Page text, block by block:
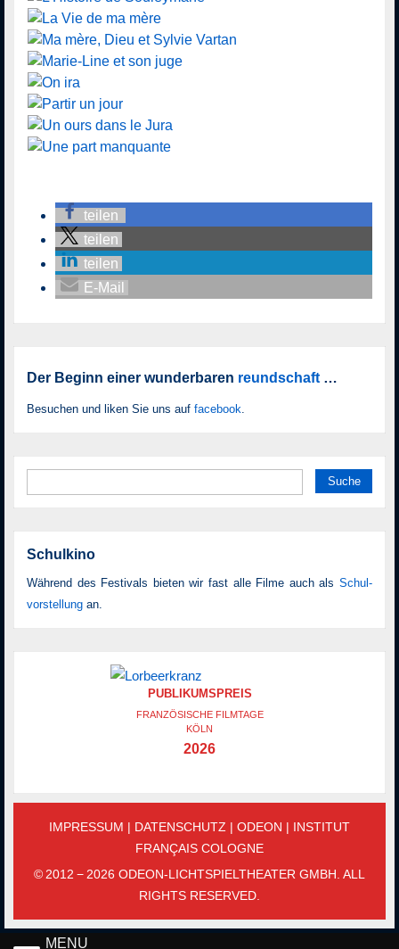
teilen
teilen
teilen
E-Mail
Der Beginn einer wunderbaren reundschaft …
Besuchen und liken Sie uns auf facebook
nach:
Schulkino
Während des Festivals bieten wir fast alle Filme auch als Schul­
vor­stellung an.
PUBLIKUMSPREIS
FRANZÖSISCHE FILMTAGE
KÖLN
2026
IMPRESSUM | DATENSCHUTZ | ODEON | INSTITUT
FRANÇAIS COLOGNE
© 2012 − 2026 ODEON-LICHTSPIELTHEATER GMBH. ALL
RIGHTS RESERVED.
MENU